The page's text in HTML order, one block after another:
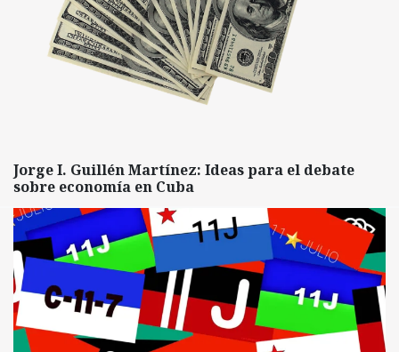
Jorge I. Guillén Martínez: Ideas para el debate
sobre economía en Cuba